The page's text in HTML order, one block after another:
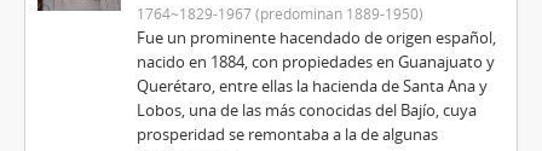
1764~1829-1967 (predominan 1889-1950)
Fue un prominente hacendado de origen español,
nacido en 1884, con propiedades en Guanajuato y
Querétaro, entre ellas la hacienda de Santa Ana y
Lobos, una de las más conocidas del Bajío, cuya
prosperidad se remontaba a la de algunas